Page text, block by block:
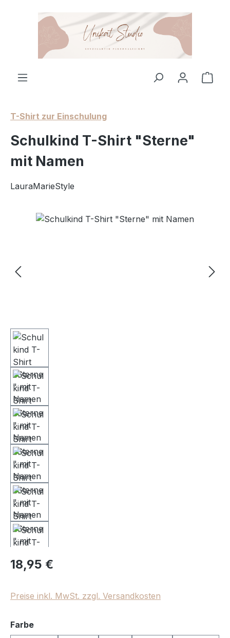
Zum Hauptinhalt springen
T-Shirt zur Einschulung
Schulkind T-Shirt "Sterne"
mit Namen
LauraMarieStyle
Bildergalerie überspringen
Regulärer Preis:
18,95 €
Preise inkl. MwSt. zzgl. Versandkosten
Farbeauswählen